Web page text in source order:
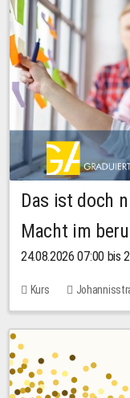
Das ist doch
Macht im
24.08.2026 07:00 bis
Kurs
Keine freien Plätze